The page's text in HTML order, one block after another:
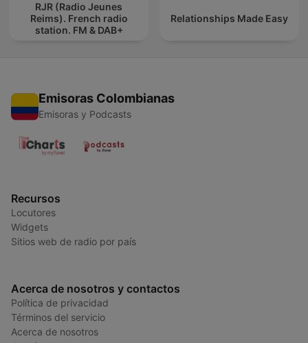
RJR (Radio Jeunes
Reims). French radio
station. FM & DAB+
Relationships Made Easy
Emisoras Colombianas
Emisoras y Podcasts
Recursos
Locutores
Widgets
Sitios web de radio por país
Acerca de nosotros y contactos
Política de privacidad
Términos del servicio
Acerca de nosotros